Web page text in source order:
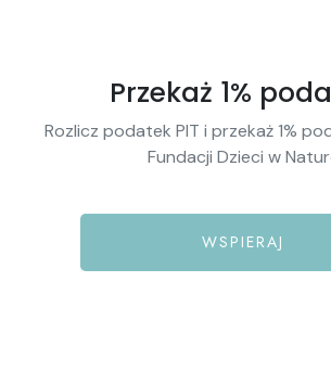
Przekaż 1%
Rozlicz podatek PIT i przekaż 1%
Fundacji Dzieci w
WSPIERAJ